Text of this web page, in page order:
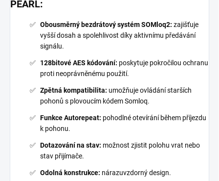
PEARL:
Obousměrný bezdrátový systém SOMloq2: zajišťuje
vyšší dosah a spolehlivost díky aktivnímu předávání
signálu.
128bitové AES kódování: poskytuje pokročilou ochranu
proti neoprávněnému použití.
Zpětná kompatibilita: umožňuje ovládání starších
pohonů s plovoucím kódem Somloq.
Funkce Autorepeat: pohodlné otevírání během příjezdu
k pohonu.
Dotazování na stav: možnost zjistit polohu vrat nebo
stav přijímače.
Odolná konstrukce: nárazuvzdorný design.